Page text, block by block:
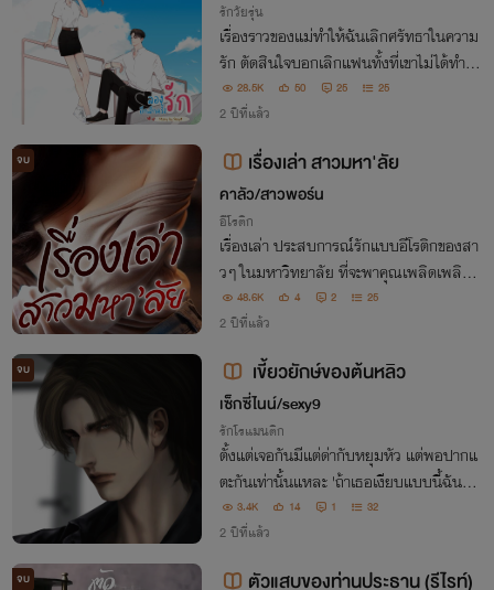
รักวัยรุ่น
เรื่องราวของแม่ทำให้ฉันเลิกศรัทธาในความ
รัก ตัดสินใจบอกเลิกแฟนทั้งที่เขาไม่ได้ทำอะ
ไรผิด ผ่านมาสี่ปีเขากลับมาอีกครั้งพร้อมคำ
พูดที่ชวนให้ใจสั่น 'พี่จะทำให้เห็นเองว่าความ
รักดี ๆ มีอยู่จริง'
28.5K 50 25 25
2 ปีที่แล้ว
จบ เรื่องเล่า สาวมหา'ลัย
คาลัว/สาวพอร์น
อีโรติก
เรื่องเล่า ประสบการณ์รักแบบอีโรติกของสา
วๆ ในมหาวิทยาลัย ที่จะพาคุณเพลิดเพลินจ
นชุ่มฉ่ำถึงอารมณ์
48.6K 4 2 25
2 ปีที่แล้ว
จบ เขี้ยวยักษ์ของต้นหลิว
เซ็กซี่ไนน์/sexy9
รักโรแมนติก
ตั้งแต่เจอกันมีแต่ด่ากับหยุมหัว แต่พอปากแ
ตะกันเท่านั้นแหละ 'ถ้าเธอเงียบแบบนี้ฉันจะไ
ม่ไหวเอานะเตี้ย'
3.4K 14 1 32
2 ปีที่แล้ว
จบ ตัวแสบของท่านประธาน (รีไรท์)